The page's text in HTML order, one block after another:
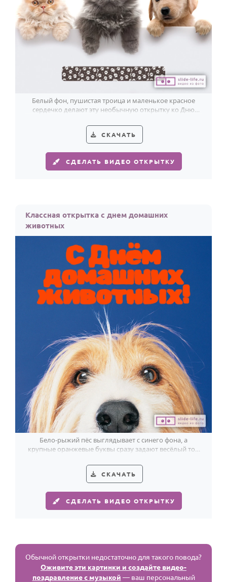
Белый фон, пушистая троица и маленькое красное
сердечко делают эту необычную открытку ко Дню
СКАЧАТЬ
СДЕЛАТЬ ВИДЕО ОТКРЫТКУ
Классная открытка с днем домашних
животных
Бело-рыжий пёс выглядывает с синего фона, а
крупные оранжевые буквы сразу задают весёлый тон
СКАЧАТЬ
СДЕЛАТЬ ВИДЕО ОТКРЫТКУ
Обычной открытки недостаточно для такого повода?
Оживите эти картинки и создайте видео-
поздравление с музыкой — ваш персональный